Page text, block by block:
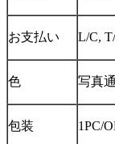
お支払い L/C,
色 写真
包装 1PC/